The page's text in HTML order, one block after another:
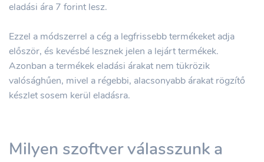
eladási ára 7 forint lesz.
Ezzel a módszerrel a cég a legfrissebb termékeket adja
először, és kevésbé lesznek jelen a lejárt termékek.
Azonban a termékek eladási árakat nem tükrözik
valósághűen, mivel a régebbi, alacsonyabb árakat rögzítő
készlet sosem kerül eladásra.
Milyen szoftver válasszunk a